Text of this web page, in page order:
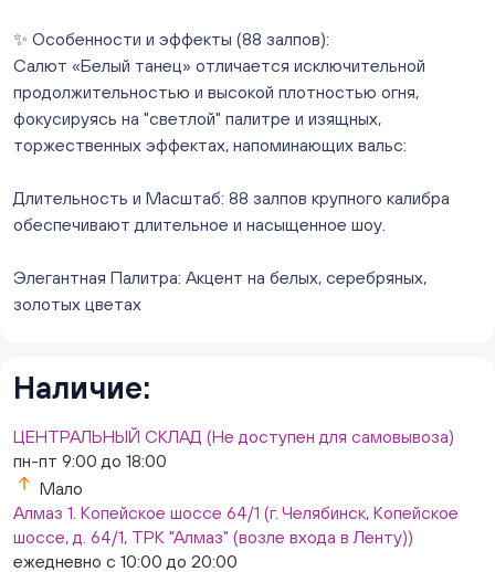
✨ Особенности и эффекты (88 залпов):
Салют «Белый танец» отличается исключительной
продолжительностью и высокой плотностью огня,
фокусируясь на "светлой" палитре и изящных,
торжественных эффектах, напоминающих вальс:
Длительность и Масштаб: 88 залпов крупного калибра
обеспечивают длительное и насыщенное шоу.
Элегантная Палитра: Акцент на белых, серебряных,
золотых цветах
Наличие:
ЦЕНТРАЛЬНЫЙ СКЛАД (Не доступен для самовывоза)
пн-пт 9:00 до 18:00
Мало
Алмаз 1. Копейское шоссе 64/1 (г. Челябинск, Копейское
шоссе, д. 64/1, ТРК "Алмаз" (возле входа в Ленту))
ежедневно с 10:00 до 20:00